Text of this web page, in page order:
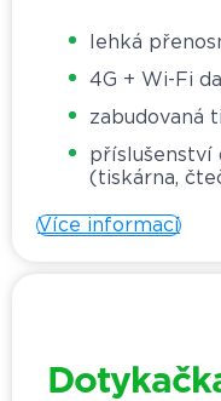
lehká
4G + Wi-Fi
zabudovaná
příslušenství
(tiskárna,
Více informací